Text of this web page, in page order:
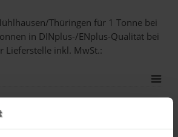
Thüringen für 1 Tonne bei
in DINplus-/ENplus-Qualität bei
Lieferstelle inkl. MwSt.: